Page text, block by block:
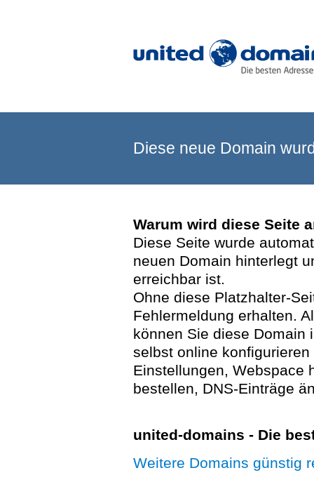
Diese neue Domain
Warum wird diese Seite
Diese Seite wurde
neuen Domain hinterlegt
erreichbar ist.
Ohne diese Platzhalter-
Fehlermeldung erhalten.
können Sie diese Domain
selbst online
Einstellungen, Webspace
bestellen, DNS-Einträge
united-domains - Die
Weitere Domains günstig